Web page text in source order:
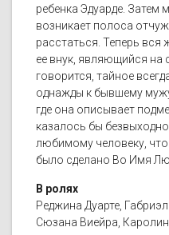
ребенка Эдуарде. Затем
возникает полоса
расстаться. Теперь вся
ее внук, являющийся на
говорится, тайное
однажды к бывшему
где она описывает
казалось бы
любимому человеку,
было сделано Во Имя
В ролях
Реджина Дуарте,
Сюзана Виейра,